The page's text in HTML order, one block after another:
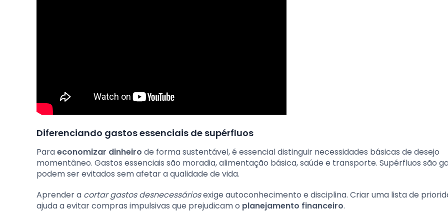
Diferenciando gastos essenciais de supérfluos
Paraeconomizar dinheiro de forma sustentável, é essencial distinguir necessidades básicas de desejo
momentâneo. Gastos essenciais são moradia, alimentação básica, saúde e transporte. Supérfluos são
podem ser evitados sem afetar a qualidade de vida.
Aprender a cortar gastos desnecessáriosexige autoconhecimento e disciplina. Criar uma lista de
ajuda a evitar compras impulsivas que prejudicam o planejamento financeiro.